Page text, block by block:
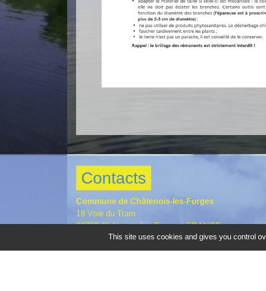
Contacts
Commune de Châtenois-les-Forges
18 Voie du Tram
90700 Châtenois-les-Forges - FRANCE
+33 3 84 29 40 67
This site uses cookies and gives you control